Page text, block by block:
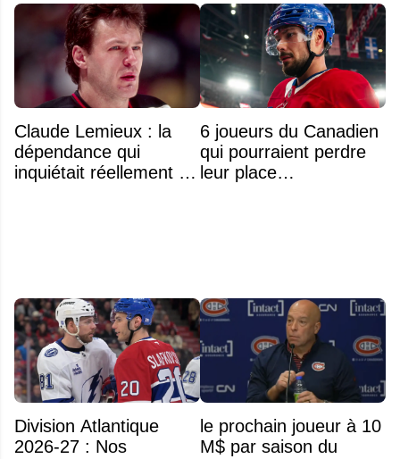
Claude Lemieux : la
dépendance qui
inquiétait réellement sa
6 joueurs du Canadien
qui pourraient perdre
leur place
Division Atlantique
2026-27 : Nos
le prochain joueur à 10
M$ par saison du